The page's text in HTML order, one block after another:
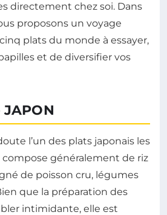
directement chez soi. Dans
proposons un voyage
plats du monde à essayer,
et de diversifier vos
JAPON
l’un des plats japonais les
compose généralement de riz
de poisson cru, légumes
que la préparation des
intimidante, elle est